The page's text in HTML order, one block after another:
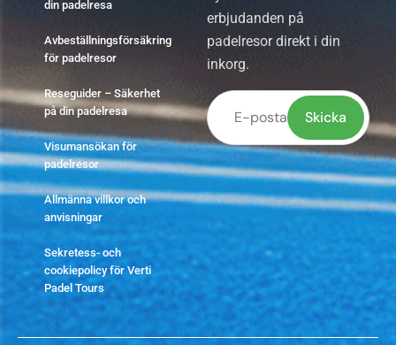
din padelresa
Avbeställningsförsäkring
för padelresor
Reseguider – Säkerhet
på din padelresa
Visumansökan för
padelresor
Allmänna villkor och
anvisningar
Sekretess- och
cookiepolicy för Verti
Padel Tours
erbjudanden på
padelresor direkt i din
inkorg.
Lämna
detta
fält
tomt.